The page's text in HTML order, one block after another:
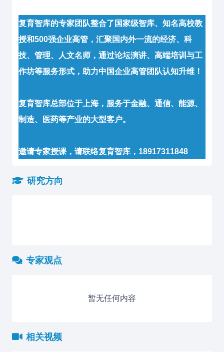
复育智库的专家团队整合了国家级智库、知名高校教
授和500强企业高管，汇聚国内外一流的经济、科
技、管理、人文名师，通过论坛演讲、高端培训与工
作坊等服务形式，助力中国企业高管团队认知升维！
复育智库总部位于上海，服务于金融、通信、能源、
制造、医药等产业的大型客户。
邀请专家授课，请联络复育智库，18917311848
研究方向
专家观点
暂无任何内容
相关视频